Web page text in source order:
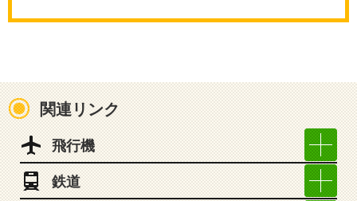
関連リンク
飛行機
鉄道